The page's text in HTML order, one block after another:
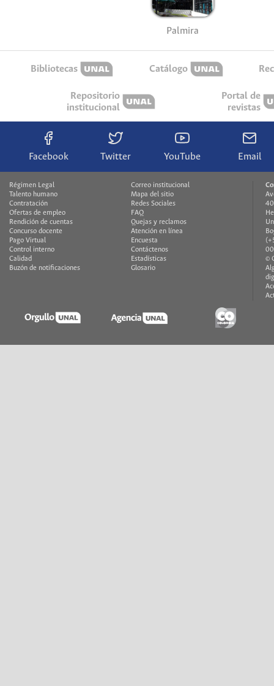
Palmira
Bibliotecas Catálogo
Repositorio
institucional
Portal de
revistas
Facebook Twitter YouTube Email
Régimen Legal
Talento humano
Contratación
Ofertas de empleo
Rendición de cuentas
Concurso docente
Pago Virtual
Control interno
Calidad
Buzón de notificaciones
Correo institucional
Mapa del sitio
Redes Sociales
FAQ
Quejas y reclamos
Atención en línea
Encuesta
Contáctenos
Estadísticas
Glosario
©